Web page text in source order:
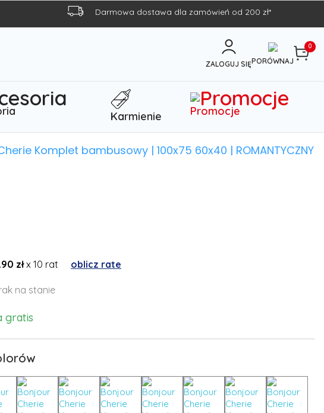
Darmowa dostawa dla zamówień od 200 zł*
0
ZALOGUJ SIĘPORÓWNAJ
Karmienie Promocje
Komplet bambusowy | 100x75 60x40 | ROMANTYCZNY
złx 10 rat oblicz rate
na stanie
gratis